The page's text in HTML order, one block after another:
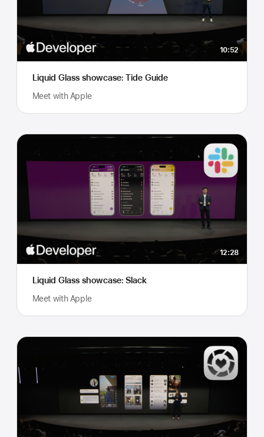
10:52
Liquid Glass showcase: Tide Guide
Meet with Apple
12:28
Liquid Glass showcase: Slack
Meet with Apple